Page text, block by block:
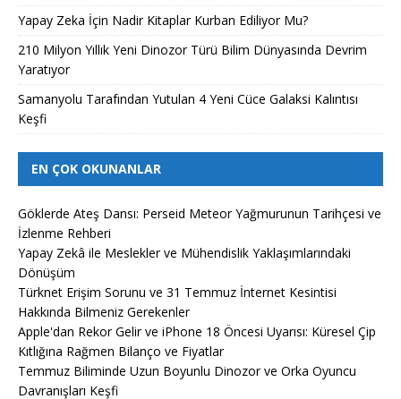
Yapay Zeka İçin Nadir Kitaplar Kurban Ediliyor Mu?
210 Milyon Yıllık Yeni Dinozor Türü Bilim Dünyasında Devrim
Yaratıyor
Samanyolu Tarafından Yutulan 4 Yeni Cüce Galaksi Kalıntısı
Keşfi
EN ÇOK OKUNANLAR
Göklerde Ateş Dansı: Perseid Meteor Yağmurunun Tarihçesi ve
İzlenme Rehberi
Yapay Zekâ ile Meslekler ve Mühendislik Yaklaşımlarındaki
Dönüşüm
Türknet Erişim Sorunu ve 31 Temmuz İnternet Kesintisi
Hakkında Bilmeniz Gerekenler
Apple'dan Rekor Gelir ve iPhone 18 Öncesi Uyarısı: Küresel Çip
Kıtlığına Rağmen Bilanço ve Fiyatlar
Temmuz Biliminde Uzun Boyunlu Dinozor ve Orka Oyuncu
Davranışları Keşfi